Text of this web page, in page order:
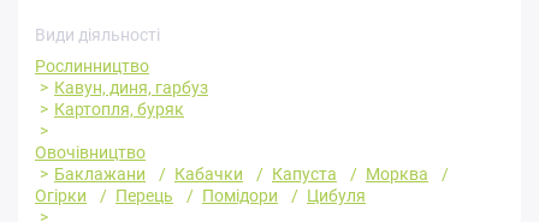
Види діяльності
Рослинництво
Кавун, диня, гарбуз
Картопля, буряк
Овочівництво
Баклажани
Кабачки Капуста
Морква
Огірки
Перець Помідори Цибуля